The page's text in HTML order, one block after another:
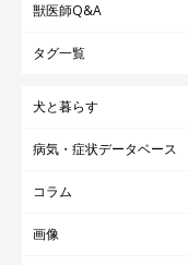
スヌーピーちゃん
が♪
獣医師Q&A
タグ一覧
犬と暮らす
病気・症状データベース
コラム
画像